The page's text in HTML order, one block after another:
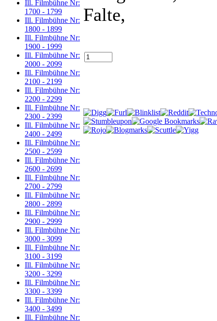
Ill. Filmbühne Nr:
1700 - 1799
Ill. Filmbühne Nr:
1800 - 1899
Ill. Filmbühne Nr:
1900 - 1999
Ill. Filmbühne Nr:
2000 - 2099
Ill. Filmbühne Nr:
2100 - 2199
Ill. Filmbühne Nr:
2200 - 2299
Ill. Filmbühne Nr:
2300 - 2399
Ill. Filmbühne Nr:
2400 - 2499
Ill. Filmbühne Nr:
2500 - 2599
Ill. Filmbühne Nr:
2600 - 2699
Ill. Filmbühne Nr:
2700 - 2799
Ill. Filmbühne Nr:
2800 - 2899
Ill. Filmbühne Nr:
2900 - 2999
Ill. Filmbühne Nr:
3000 - 3099
Ill. Filmbühne Nr:
3100 - 3199
Ill. Filmbühne Nr:
3200 - 3299
Ill. Filmbühne Nr:
3300 - 3399
Ill. Filmbühne Nr:
3400 - 3499
Ill. Filmbühne Nr:
Falte,